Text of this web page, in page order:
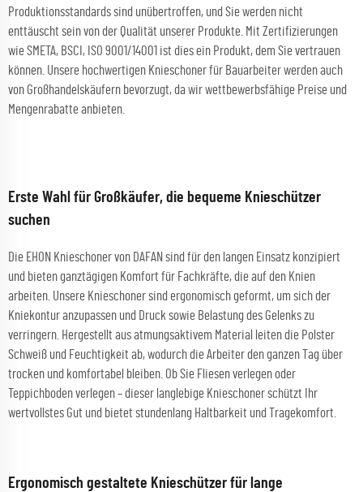
Produktionsstandards sind unübertroffen, und Sie werden nicht
enttäuscht sein von der Qualität unserer Produkte. Mit Zertifizierungen
wie SMETA, BSCI, ISO 9001/14001 ist dies ein Produkt, dem Sie vertrauen
können. Unsere hochwertigen Knieschoner für Bauarbeiter werden auch
von Großhandelskäufern bevorzugt, da wir wettbewerbsfähige Preise und
Mengenrabatte anbieten.
Erste Wahl für Großkäufer, die bequeme Knieschützer
suchen
Die EHON Knieschoner von DAFAN sind für den langen Einsatz konzipiert
und bieten ganztägigen Komfort für Fachkräfte, die auf den Knien
arbeiten. Unsere Knieschoner sind ergonomisch geformt, um sich der
Kniekontur anzupassen und Druck sowie Belastung des Gelenks zu
verringern. Hergestellt aus atmungsaktivem Material leiten die Polster
Schweiß und Feuchtigkeit ab, wodurch die Arbeiter den ganzen Tag über
trocken und komfortabel bleiben. Ob Sie Fliesen verlegen oder
Teppichboden verlegen – dieser langlebige Knieschoner schützt Ihr
wertvollstes Gut und bietet stundenlang Haltbarkeit und Tragekomfort.
Ergonomisch gestaltete Knieschützer für lange